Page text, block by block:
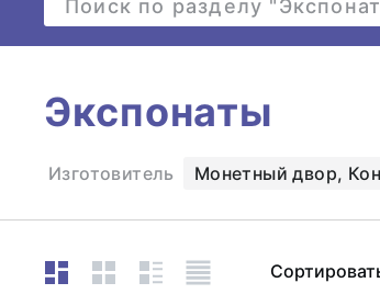
Экспонаты
Изготовитель Монетный двор,